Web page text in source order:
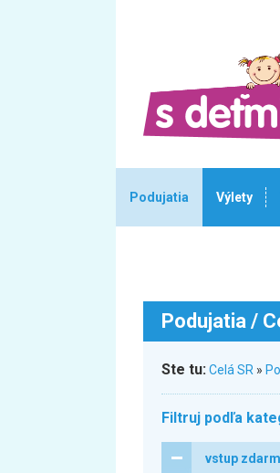
Podujatia Výlety
Podujatia /
Ste tu:Celá SR »
Filtruj podľa
vstup